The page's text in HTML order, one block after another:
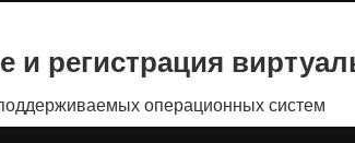
и регистрация
операционных систем